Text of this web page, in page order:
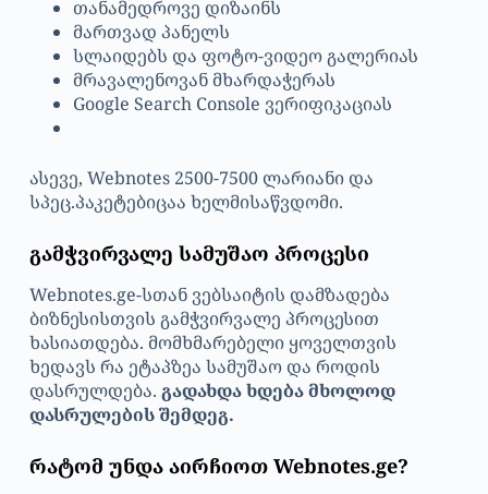
თანამედროვე დიზაინს
მართვად პანელს
სლაიდებს და ფოტო-ვიდეო გალერიას
მრავალენოვან მხარდაჭერას
Google Search Console ვერიფიკაციას
ასევე, Webnotes 2500-7500 ლარიანი და
სპეც.პაკეტებიცაა ხელმისაწვდომი.
გამჭვირვალე სამუშაო პროცესი
Webnotes.ge-სთან ვებსაიტის დამზადება
ბიზნესისთვის გამჭვირვალე პროცესით
ხასიათდება. მომხმარებელი ყოველთვის
ხედავს რა ეტაპზეა სამუშაო და როდის
დასრულდება. გადახდა ხდება მხოლოდ
დასრულების შემდეგ.
რატომ უნდა აირჩიოთ Webnotes.ge?